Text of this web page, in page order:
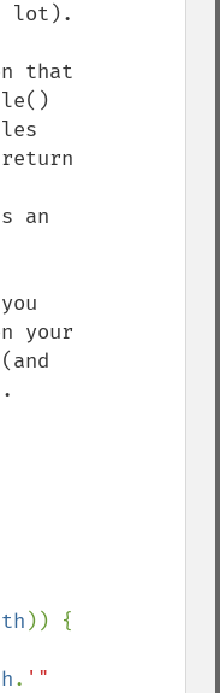
lot).
that
an
your
)) {
. '"